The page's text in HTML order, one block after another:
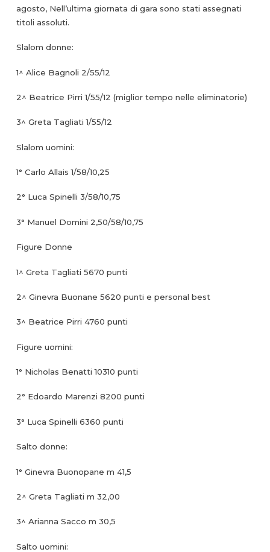
agosto, Nell’ultima giornata di gara sono stati assegnati
titoli assoluti.
Slalom donne:
1^ Alice Bagnoli 2/55/12
2^ Beatrice Pirri 1/55/12 (miglior tempo nelle eliminatorie)
3^ Greta Tagliati 1/55/12
Slalom uomini:
1° Carlo Allais 1/58/10,25
2° Luca Spinelli 3/58/10,75
3° Manuel Domini 2,50/58/10,75
Figure Donne
1^ Greta Tagliati 5670 punti
2^ Ginevra Buonane 5620 punti e personal best
3^ Beatrice Pirri 4760 punti
Figure uomini:
1° Nicholas Benatti 10310 punti
2° Edoardo Marenzi 8200 punti
3° Luca Spinelli 6360 punti
Salto donne:
1° Ginevra Buonopane m 41,5
2^ Greta Tagliati m 32,00
3^ Arianna Sacco m 30,5
Salto uomini: